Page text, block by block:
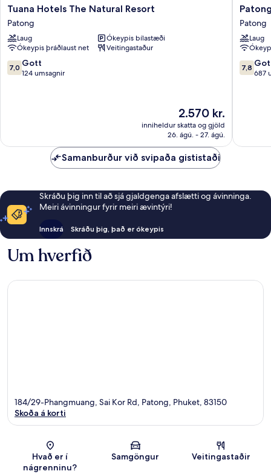
Tuana
Hotels
The
Natural
Resort
Patong
Tuana Hotels The Natural Resort
Patong
Laug
Ókeypis bílastæði
Ókeypis þráðlaust net
Veitingastaður
7.0
af
7,0 Gott
124 umsagnir
Verðið
er
2.570 kr.
2.570 kr.
inniheldur skatta og gjöld
26. ágú. - 27. ágú.
Patong
Patong
Patong
Laug
7.8
af
7,8
687
Samanburður við svipaða gististaði
Skráðu þig inn til að sjá gjaldgenga afslætti og ávinninga.
Meiri ávinningur fyrir meiri ævintýri!
Innskrá Skráðu þig, það er ókeypis
Um hverfið
Kort
184/29-Phangmuang, Sai Kor Rd, Patong, Phuket, 83150
Skoða á korti
Hvað er í
nágrenninu?
Samgöngur Veitingastaðir